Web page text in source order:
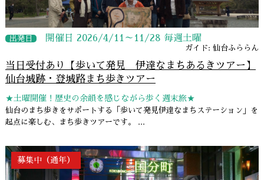
出発日 開催日 2026/4/11～11/28 毎週土曜
ガイド: 仙台ふららん
当日受付あり【歩いて発見 伊達なまちあるきツアー】
仙台城跡・登城路まち歩きツアー
★土曜開催！歴史の余韻を感じながら歩く週末旅★
仙台のまち歩きをサポートする「歩いて発見伊達なまちステーション」を
起点に楽しむ、まち歩きツアーです。 ...
募集中（通年）